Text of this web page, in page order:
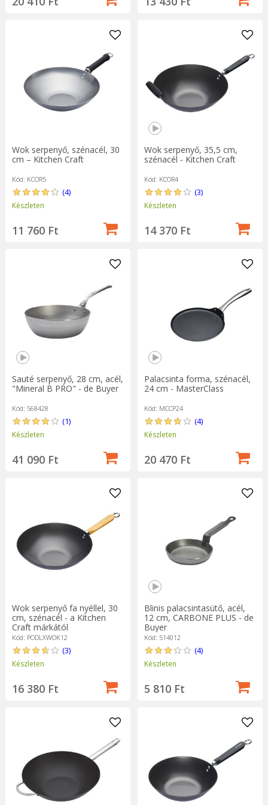
Wok serpenyő, szénacél, 30
cm – Kitchen Craft
Kód: KCOR5
(4)
Készleten
11 760 Ft
Wok serpenyő, 35,5 cm,
szénacél - Kitchen Craft
Kód: KCOR4
(3)
Készleten
14 370 Ft
Sauté serpenyő, 28 cm, acél,
"Mineral B PRO" - de Buyer
Kód: 568428
(1)
Készleten
41 090 Ft
Palacsinta forma, szénacél,
24 cm - MasterClass
Kód: MCCP24
(4)
Készleten
20 470 Ft
Wok serpenyő fa nyéllel, 30
cm, szénacél - a Kitchen
Craft márkától
Kód: PODLXWOK12
(3)
Készleten
16 380 Ft
Blinis palacsintasütő, acél,
12 cm, CARBONE PLUS - de
Buyer
Kód: 514012
(4)
Készleten
5 810 Ft